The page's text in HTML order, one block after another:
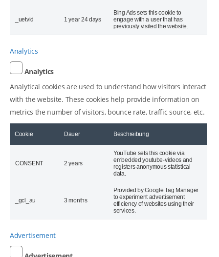
_uetvid 1 year 24 days
Bing Ads sets this cookie to
engage with a user that has
previously visited the website.
Analytics
Analytics
Analytical cookies are used to understand how visitors interact
with the website. These cookies help provide information on
metrics the number of visitors, bounce rate, traffic source, etc.
Cookie Dauer Beschreibung
CONSENT 2 years
YouTube sets this cookie via
embedded youtube-videos and
registers anonymous statistical
data.
_gcl_au 3 months
Provided by Google Tag Manager
to experiment advertisement
efficiency of websites using their
services.
Advertisement